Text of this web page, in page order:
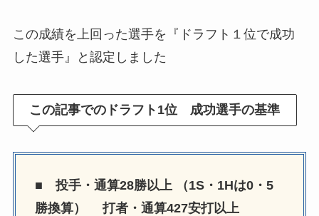
この成績を上回った選手を『ドラフト１位で成功
した選手』と認定しました
この記事でのドラフト1位 成功選手の基準
■ 投手・通算28勝以上 （1S・1Hは0・5
勝換算） 打者・通算427安打以上